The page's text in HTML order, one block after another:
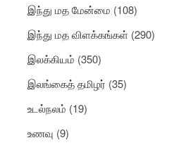
இந்து மத மேன்மை (108)
இந்து மத விளக்கங்கள் (290)
இலக்கியம் (350)
இலங்கைத் தமிழர் (35)
உடல்நலம் (19)
உணவு (9)